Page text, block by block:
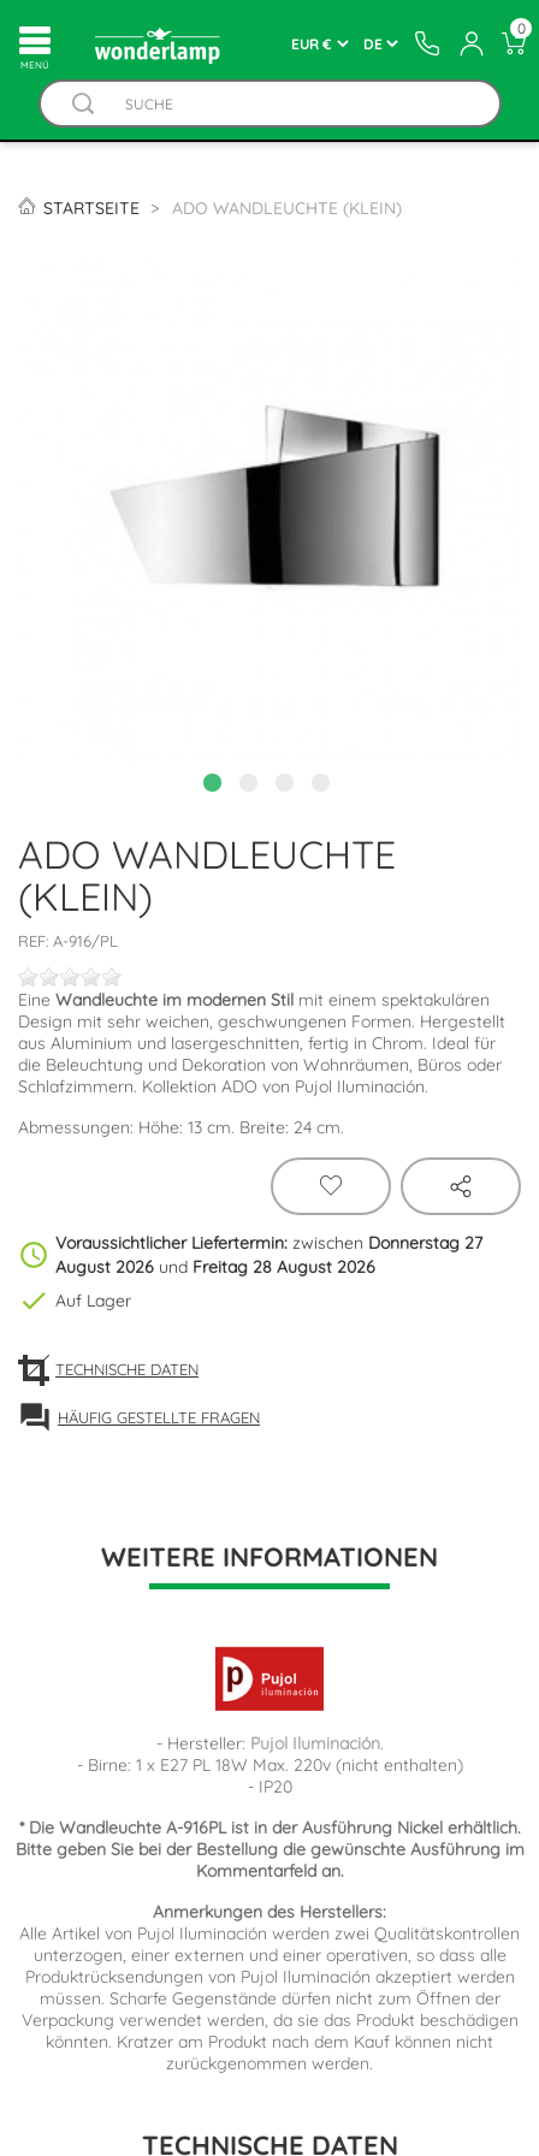
MENÚ
0
STARTSEITE ADO WANDLEUCHTE (KLEIN)
ADO WANDLEUCHTE
(KLEIN)
REF: A-916/PL
Eine Wandleuchte im modernen Stil mit einem spektakulären
Design mit sehr weichen, geschwungenen Formen. Hergestellt
aus Aluminium und lasergeschnitten, fertig in Chrom. Ideal für
die Beleuchtung und Dekoration von Wohnräumen, Büros oder
Schlafzimmern. Kollektion ADO von Pujol Iluminación.
Abmessungen: Höhe: 13 cm. Breite: 24 cm.
schedule Voraussichtlicher Liefertermin: zwischen Donnerstag 27
August 2026 und Freitag 28 August 2026
check Auf Lager
TECHNISCHE DATEN
forum HÄUFIG GESTELLTE FRAGEN
WEITERE INFORMATIONEN
- Hersteller: Pujol Iluminación.
- Birne: 1 x E27 PL 18W Max. 220v (nicht enthalten)
- IP20
* Die Wandleuchte A-916PL ist in der Ausführung Nickel erhältlich.
Bitte geben Sie bei der Bestellung die gewünschte Ausführung im
Kommentarfeld an.
Anmerkungen des Herstellers:
Alle Artikel von Pujol Iluminación werden zwei Qualitätskontrollen
unterzogen, einer externen und einer operativen, so dass alle
Produktrücksendungen von Pujol Iluminación akzeptiert werden
müssen. Scharfe Gegenstände dürfen nicht zum Öffnen der
Verpackung verwendet werden, da sie das Produkt beschädigen
könnten. Kratzer am Produkt nach dem Kauf können nicht
zurückgenommen werden.
TECHNISCHE DATEN